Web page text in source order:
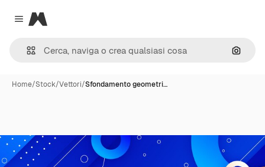
Close menu
Magnific
Cerca
Home/Stock/Vettori/Sfondamento geometri…